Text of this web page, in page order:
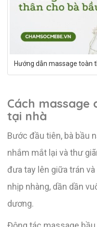
Hướng dẫn massage toàn
Cách massage
tại nhà
Bước đầu tiên, bà bầu
nhắm mắt lại và thư
đưa tay lên giữa trán
nhịp nhàng, dần dần
dương.